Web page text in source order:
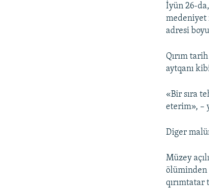
İyün 26-
medeniyet
adresi
Qırım
aytqanı
«Bir sıra
eterim», –
Diger
Müzey
ölüminden
qırımtatar